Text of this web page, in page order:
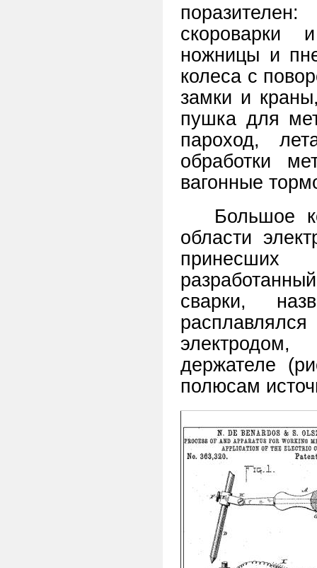
скороварки
ножницы и
колеса с
замки и
пушка для
пароход,
обработки
вагонные
Большое
области
сварки,
держателе
полюсам